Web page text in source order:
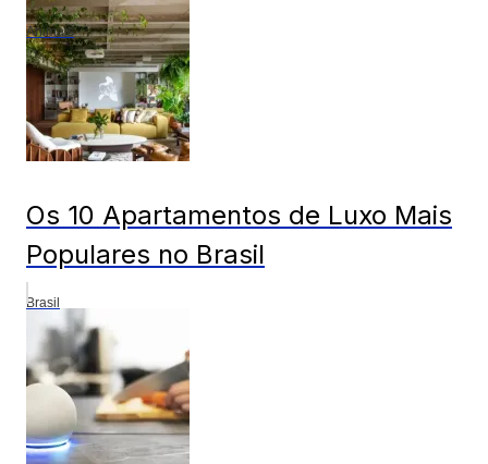
Animais
Os 10 Apartamentos de Luxo Mais
Populares no Brasil
Brasil